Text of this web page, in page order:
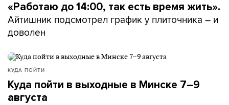
«Работаю до 14:00, так есть время жить».
Айтишник подсмотрел график у плиточника – и
доволен
КУДА ПОЙТИ
Куда пойти в выходные в Минске 7–9
августа